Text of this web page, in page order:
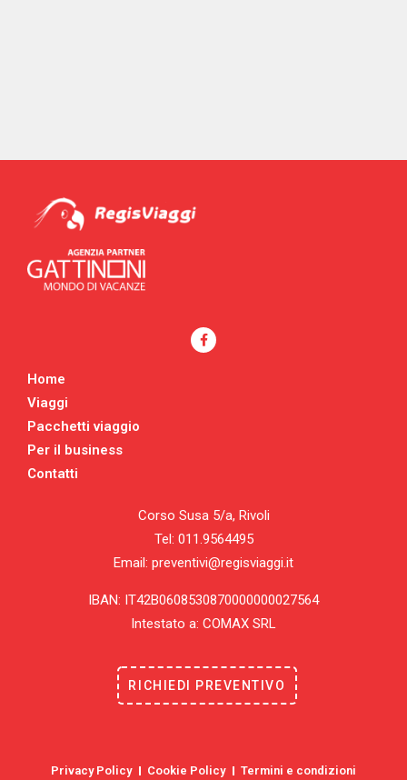
RICHIEDI PREVENTIVO
Corso Susa 5/a, Rivoli
Tel: 011.9564495
Email: preventivi@regisviaggi.it
IBAN: IT42B0608530870000000027564
Intestato a: COMAX SRL
Home
Viaggi
Pacchetti viaggio
Per il business
Contatti
Privacy Policy Cookie Policy Termini e condizioni